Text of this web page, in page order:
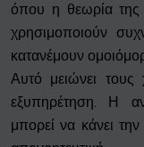
όπου η θεωρία της
χρησιμοποιούν
κατανέμουν
Αυτό μειώνει τους
εξυπηρέτηση. Η
μπορεί να κάνει